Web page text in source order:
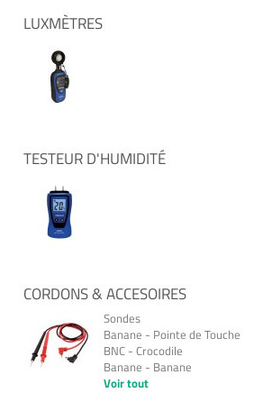
LUXMÈTRES
TESTEUR D'HUMIDITÉ
CORDONS & ACCESOIRES
Sondes
Banane - Pointe de Touche
BNC - Crocodile
Banane - Banane
Voir tout